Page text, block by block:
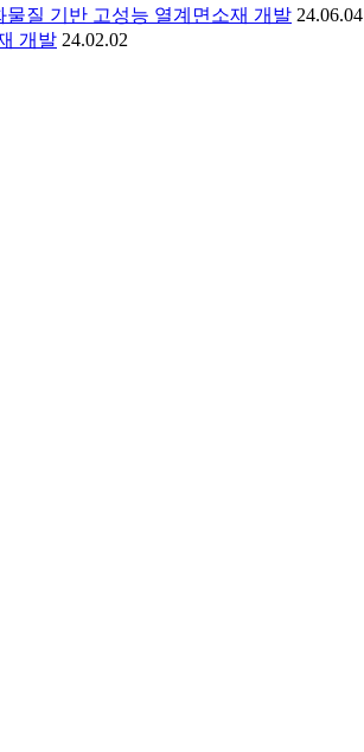
질 기반 고성능 열계면소재 개발 24.06.04
개발 24.02.02